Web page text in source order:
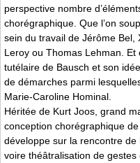
perspective nombre
chorégraphique. Que l’on
sein du travail de Jérôme Bel,
Leroy ou Thomas Lehman. Et
tutélaire de Bausch et son
de démarches parmi
Marie-Caroline Hominal.
Héritée de Kurt Joos, grand
conception chorégraphique
développe sur la rencontre de
voire théâtralisation de